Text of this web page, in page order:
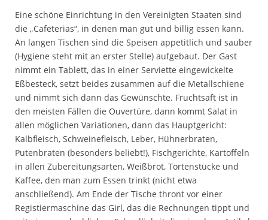
Eine schöne Einrichtung in den Vereinigten Staaten sind
die „Cafeterias“, in denen man gut und billig essen kann.
An langen Tischen sind die Speisen appetitlich und sauber
(Hygiene steht mit an erster Stelle) aufgebaut. Der Gast
nimmt ein Tablett, das in einer Serviette eingewickelte
Eßbesteck, setzt beides zusammen auf die Metallschiene
und nimmt sich dann das Gewünschte. Fruchtsaft ist in
den meisten Fällen die Ouvertüre, dann kommt Salat in
allen möglichen Variationen, dann das Hauptgericht:
Kalbfleisch, Schweinefleisch, Leber, Hühnerbraten,
Putenbraten (besonders beliebt!), Fischgerichte, Kartoffeln
in allen Zubereitungsarten, Weißbrot, Tortenstücke und
Kaffee, den man zum Essen trinkt (nicht etwa
anschließend). Am Ende der Tische thront vor einer
Registiermaschine das Girl, das die Rechnungen tippt und